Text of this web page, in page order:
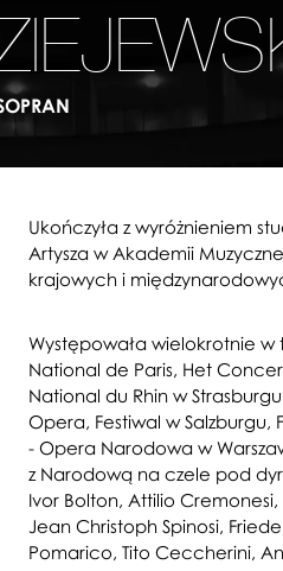
Ukończyła z wyróżnieniem
Artysza w Akademii
krajowych i
Występowała wielokrotnie
National de Paris, Het
National du Rhin w
Opera, Festiwal w Salzburgu,
- Opera Narodowa w
z Narodową na czele pod
Ivor Bolton, Attilio
Jean Christoph Spinosi,
Pomarico, Tito Ceccherini,